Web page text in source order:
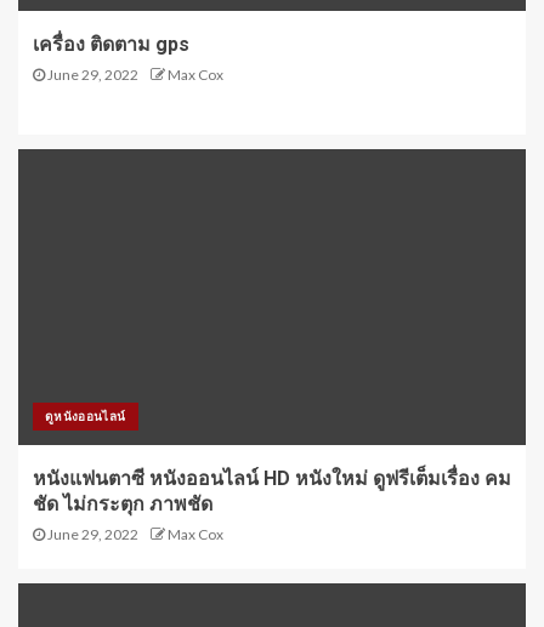
เครื่อง ติดตาม gps
June 29, 2022 Max Cox
ดูหนังออนไลน์
หนังแฟนตาซี หนังออนไลน์ HD หนังใหม่ ดูฟรีเต็มเรื่อง คม
ชัด ไม่กระตุก ภาพชัด
June 29, 2022 Max Cox